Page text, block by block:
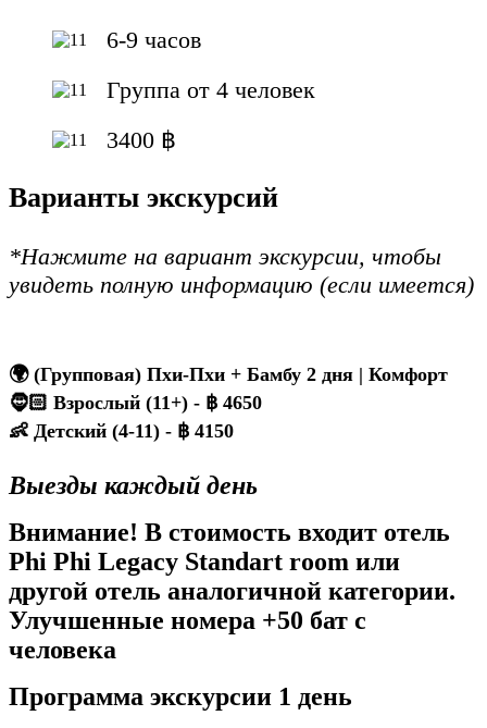
6-9 часов
Группа от 4 человек
3400 ฿
Варианты экскурсий
*Нажмите на вариант экскурсии, чтобы
увидеть полную информацию (если имеется)
🌍 (Групповая) Пхи-Пхи + Бамбу 2 дня | Комфорт
🧔🏻 Взрослый (11+) - ฿ 4650
👶 Детский (4-11) - ฿ 4150
Выезды каждый день
Внимание! В стоимость входит отель
Phi Phi Legacy Standart room или
другой отель аналогичной категории.
Улучшенные номера +50 бат с
человека
Программа экскурсии 1 день